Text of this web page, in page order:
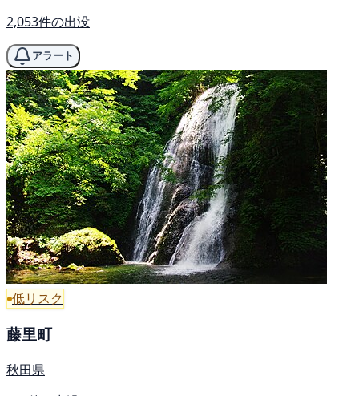
2,053件の出没
アラート
低リスク
藤里町
秋田県